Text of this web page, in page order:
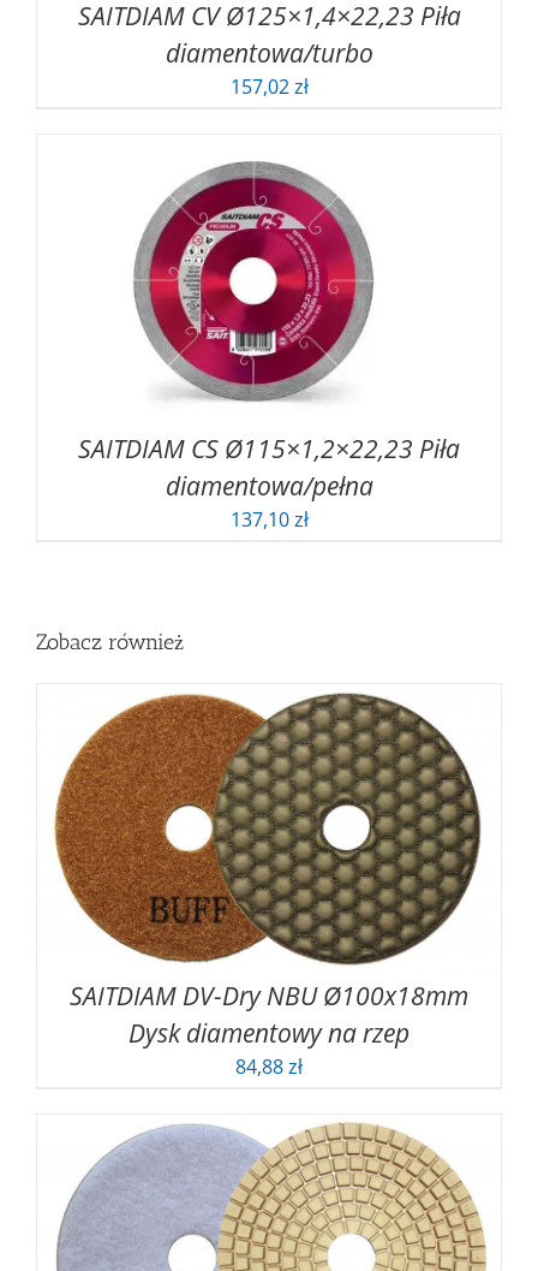
SAITDIAM CV Ø125×1,4×22,23 Piła
diamentowa/turbo
157,02zł
SAITDIAM CS Ø115×1,2×22,23 Piła
diamentowa/pełna
137,10zł
Zobacz również
SAITDIAM DV-Dry NBU Ø100x18mm
Dysk diamentowy na rzep
84,88zł